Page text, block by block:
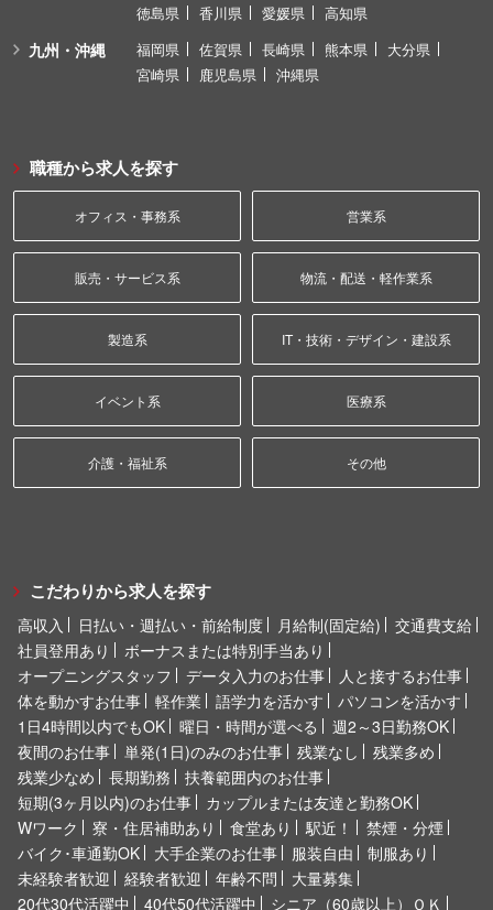
徳島県
香川県 愛媛県 高知県
九州・沖縄 福岡県 佐賀県 長崎県 熊本県
大分県
宮崎県
鹿児島県 沖縄県
職種から求人を探す
オフィス・事務系 営業系
販売・サービス系 物流・配送・軽作業系
製造系 IT・技術・デザイン・建設系
イベント系 医療系
介護・福祉系 その他
こだわりから求人を探す
高収入 日払い・週払い・前給制度 月給制(固定給)
交通費支給
社員登用あり
ボーナスまたは特別手当あり
オープニングスタッフ
データ入力のお仕事
人と接するお仕事
体を動かすお仕事
軽作業 語学力を活かす
パソコンを活かす
1日4時間以内でもOK
曜日・時間が選べる
週2～3日勤務OK
夜間のお仕事
単発(1日)のみのお仕事 残業なし
残業多め
残業少なめ
長期勤務
扶養範囲内のお仕事
短期(3ヶ月以内)のお仕事
カップルまたは友達と勤務OK
Wワーク
寮・住居補助あり 食堂あり 駅近！
禁煙・分煙
バイク･車通勤OK
大手企業のお仕事 服装自由
制服あり
未経験者歓迎
経験者歓迎 年齢不問
大量募集
20代30代活躍中
40代50代活躍中 シニア（60歳以上）ＯＫ